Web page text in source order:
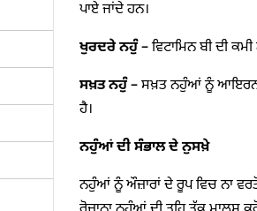
ਪਾਏ ਜਾਂਦੇ ਹਨ।
ਖੁਰਦਰੇ ਨਹੁੰ– ਵਿਟਾਮਿਨ ਬੀ ਦੀ
ਸਖ਼ਤ ਨਹੁੰ– ਸਖ਼ਤ ਨਹੁੰਆਂ ਨੂੰ ਆਇਰਨ
ਹੈ।
ਨਹੁੰਆਂ ਦੀ ਸੰਭਾਲ ਦੇ ਨੁਸਖ਼ੇ
ਨਹੁੰਆਂ ਨੂੰ ਔਜ਼ਾਰਾਂ ਦੇ ਰੂਪ ਵਿਚ ਨਾ